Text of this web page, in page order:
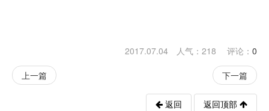
2017.07.04 人气： 218 评论： 0
上一篇 下一篇
返回 返回顶部